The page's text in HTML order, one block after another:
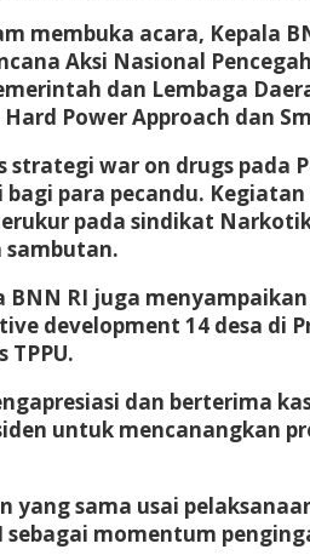
membuka acara, Kepala
Aksi Nasional
dan Lembaga
Power Approach dan
strategi war on drugs
para pecandu.
pada sindikat
sambutan.
BNN RI juga
development 14 desa di
TPPU.
dan berterima
untuk mencanangkan
yang sama usai
momentum